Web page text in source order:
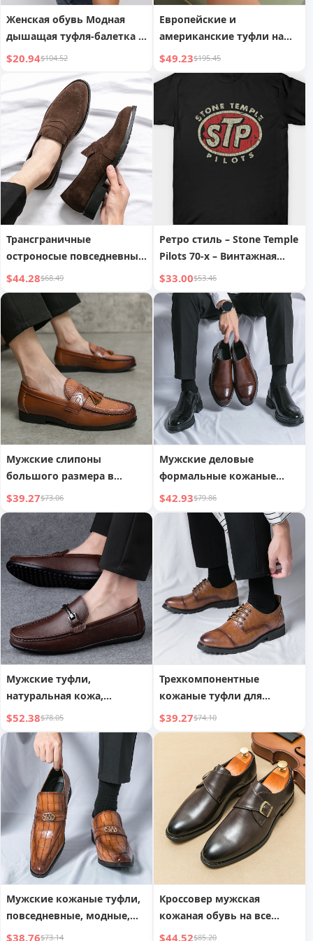
Женская обувь Модная
дышащая туфля-балетка с
отверстиями, заклепками
$20.94$104.52
Европейские и
американские туфли на
платформе с круглым
носком,
толстым каблуком, из
лакированной кожи
$49.23$195.45
Трансграничные
остроносые повседневные
туфли в британском
стиле, мужские замшевые
туфли из матовой замши,
универсальные модные
лоферы, мокасины для
вождения
$44.28$68.49
Ретро стиль – Stone Temple
Pilots 70-х – Винтажная
футболка
$33.00$53.46
Мужские слипоны
большого размера в
британском стиле для
вождения
$39.27$73.06
Мужские деловые
формальные кожаные
туфли Brogue,
увеличивающие рост,
модель Ленивый человек
без застежки
$42.93$79.86
Мужские туфли,
натуральная кожа,
ленивые туфли для
вождения,
высококачественные
кожаные туфли с мягкой
подошвой
$52.38$78.05
Трехкомпонентные
кожаные туфли для
мужчин, деловые
официальные, деловые
повседневные, мужские
кожаные туфли с круглым
$39.27$74.10
Мужские кожаные туфли,
повседневные, модные,
броги, туфли с
$38.76$73.14
Кроссовер мужская
кожаная обувь на все
сезоны, модная
$44.52$85.20